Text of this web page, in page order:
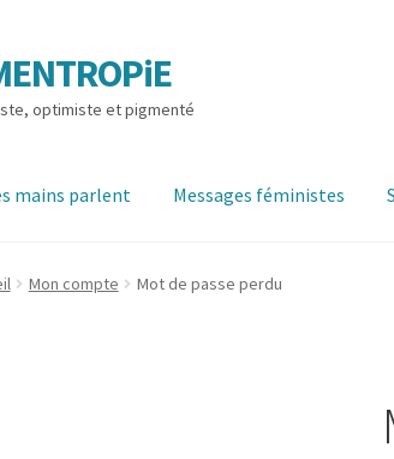
optimiste et pigmenté
mains parlent Messages féministes
Mon compte Mot de passe perdu